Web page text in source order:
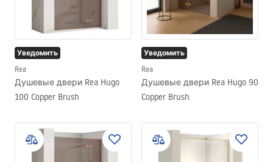
Уведомить
Rea
Душевые двери Rea Hugo
100 Copper Brush
Уведомить
Rea
Душевые двери Rea Hugo 90
Copper Brush